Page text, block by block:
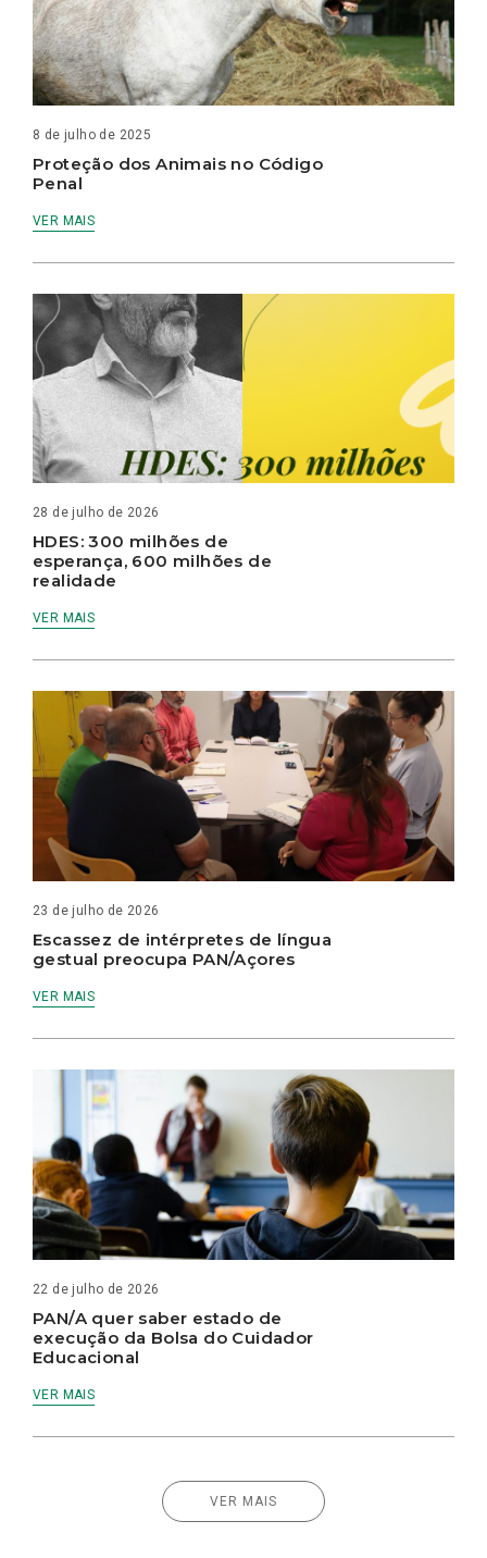
8 de julho de 2025
Proteção dos Animais no Código
Penal
VER MAIS
28 de julho de 2026
HDES: 300 milhões de
esperança, 600 milhões de
realidade
VER MAIS
23 de julho de 2026
Escassez de intérpretes de língua
gestual preocupa PAN/Açores
VER MAIS
22 de julho de 2026
PAN/A quer saber estado de
execução da Bolsa do Cuidador
Educacional
VER MAIS
VER MAIS